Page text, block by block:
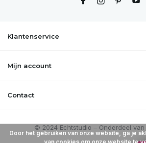
Klantenservice
Mijn account
Contact
Door het gebruiken van onze website, ga je